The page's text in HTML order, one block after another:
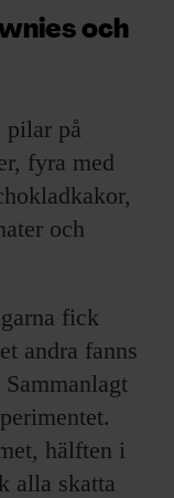
och
på
fyra med
och
fick
andra fanns
hälften i
alla skatta